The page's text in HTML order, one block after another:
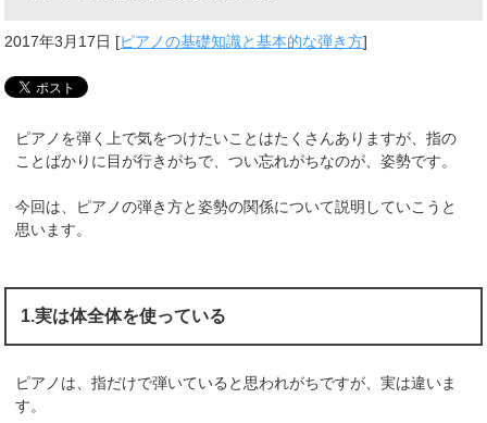
2017年3月17日 [ピアノの基礎知識と基本的な弾き方]
ピアノを弾く上で気をつけたいことはたくさんありますが、指の
ことばかりに目が行きがちで、つい忘れがちなのが、姿勢です。
今回は、ピアノの弾き方と姿勢の関係について説明していこうと
思います。
1.実は体全体を使っている
ピアノは、指だけで弾いていると思われがちですが、実は違いま
す。